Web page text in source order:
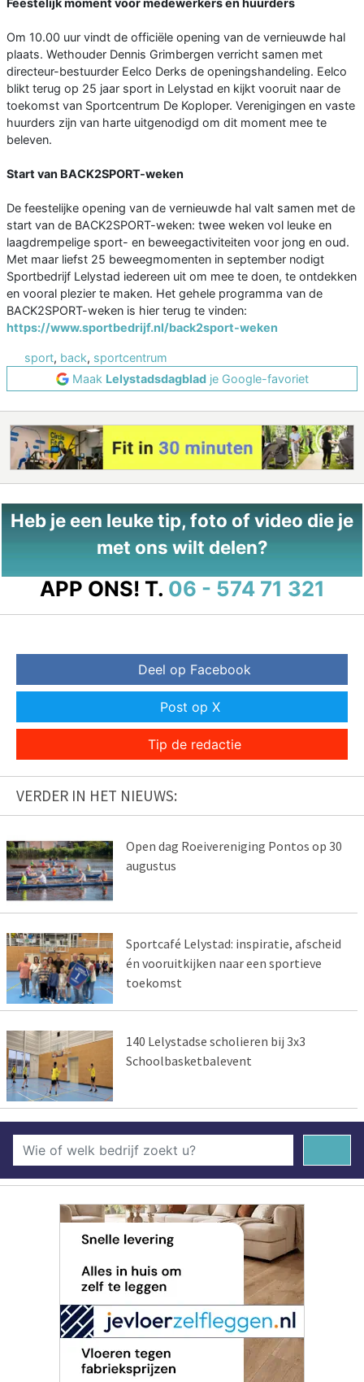
Feestelijk moment voor medewerkers en huurders
Om 10.00 uur vindt de officiële opening van de vernieuwde hal
plaats. Wethouder Dennis Grimbergen verricht samen met
directeur-bestuurder Eelco Derks de openingshandeling. Eelco
blikt terug op 25 jaar sport in Lelystad en kijkt vooruit naar de
toekomst van Sportcentrum De Koploper. Verenigingen en vaste
huurders zijn van harte uitgenodigd om dit moment mee te
beleven.
Start van BACK2SPORT-weken
De feestelijke opening van de vernieuwde hal valt samen met de
start van de BACK2SPORT-weken: twee weken vol leuke en
laagdrempelige sport- en beweegactiviteiten voor jong en oud.
Met maar liefst 25 beweegmomenten in september nodigt
Sportbedrijf Lelystad iedereen uit om mee te doen, te ontdekken
en vooral plezier te maken. Het gehele programma van de
BACK2SPORT-weken is hier terug te vinden:
https://www.sportbedrijf.nl/back2sport-weken
sport, back, sportcentrum
Maak Lelystadsdagbladje Google-favoriet
Heb je een leuke tip, foto of video die je
met ons wilt delen?
APP ONS! T. 06 - 574 71 321
Deel op Facebook
Post op X
Tip de redactie
VERDER IN HET NIEUWS:
Open dag Roeivereniging Pontos op 30
augustus
Sportcafé Lelystad: inspiratie, afscheid
én vooruitkijken naar een sportieve
toekomst
140 Lelystadse scholieren bij 3x3
Schoolbasketbalevent